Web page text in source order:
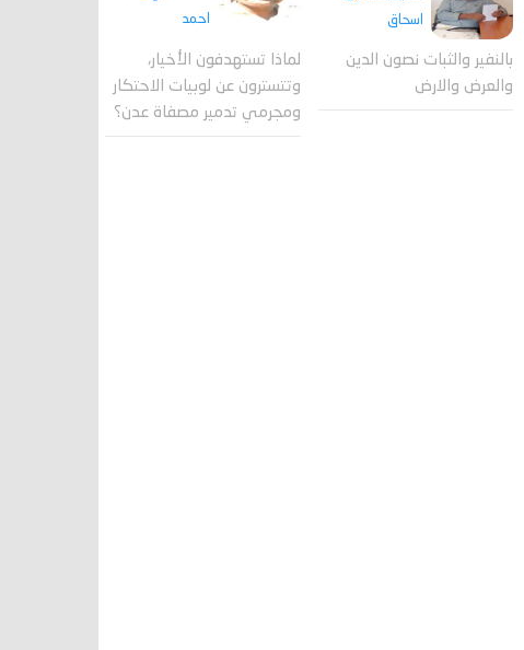
اسحاق
بالنفير والثبات نصون الدين
والعرض والارض
احمد
لماذا تستهدفون الأخيار،
وتتسترون عن لوبيات الاحتكار
ومجرمي تدمير مصفاة عدن؟